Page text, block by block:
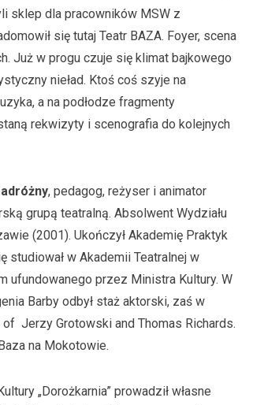
sklep dla pracowników MSW z
się tutaj Teatr BAZA. Foyer, scena
Już w progu czuje się klimat bajkowego
nieład. Ktoś coś szyje na
a na podłodze fragmenty
rekwizyty i scenografia do kolejnych
, pedagog, reżyser i animator
grupą teatralną. Absolwent Wydziału
(2001). Ukończył Akademię Praktyk
studiował w Akademii Teatralnej w
ufundowanego przez Ministra Kultury. W
Barby odbył staż aktorski, zaś w
Jerzy Grotowski and Thomas Richards.
na Mokotowie.
„Dorożkarnia” prowadził własne